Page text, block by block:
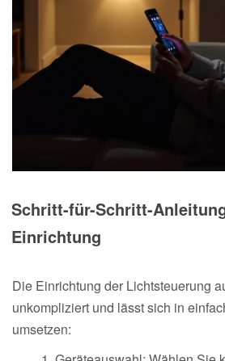
Schritt-für-Schritt-
Einrichtung
Die Einrichtung der Lichtsteuerung
unkompliziert und lässt sich in
umsetzen: